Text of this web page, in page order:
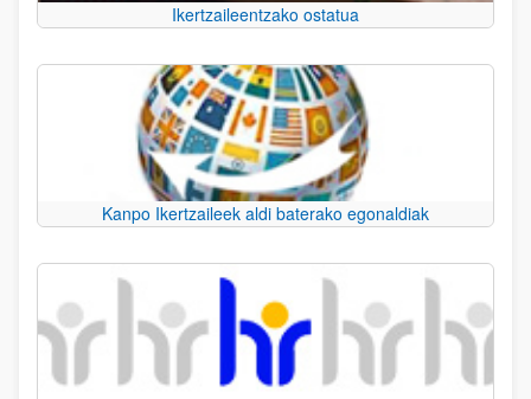
Ikertzaileentzako ostatua
Kanpo Ikertzaileek aldi baterako egonaldiak